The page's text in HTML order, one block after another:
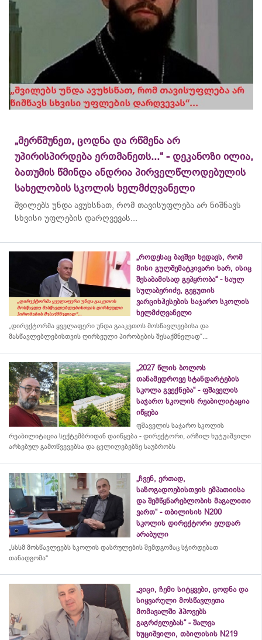
„მერწმუნეთ, ცოდნა და რწმენა არ
უპირისპირდება ერთმანეთს...“ - დეკანოზი ილია,
ბათუმის წმინდა ანდრია პირველწლოდებულის
სახელობის სკოლის ხელმძღვანელი
შვილებს უნდა ავუხსნათ, რომ თავისუფლება არ ნიშნავს
სხვისი უფლების დარღვევას...
„როდესაც ბავშვი ხედავს, რომ
მისი გულშემატკივარი ხარ, ისიც
შესაბამისად გეპყრობა“ - საულ
სულაბერიძე, გეგუთის
ვარციხჰესების საჯარო სკოლის
ხელმძღვანელი
„დირექტორმა ყველაფერი უნდა გააკეთოს მოსწავლეებისა და
მასწავლებლებისთვის ღირსეული პირობების შესაქმნელად“...
„2027 წლის ბოლოს
თანამედროვე სტანდარტების
სკოლა გვექნება“ - ფშაველის
საჯარო სკოლის რეაბილიტაცია
იწყება
ფშაველის საჯარო სკოლის
რეაბილიტაცია სექტემბრიდან დაიწყება - დირექტორი, არჩილ ხუტუაშვილი
არსებულ გამოწვევებსა და ცვლილებებზე საუბრობს
„ჩვენ, ერთად,
საზოგადოებისთვის ემპათიისა
და შემწყნარებლობის მაგალითი
ვართ“ - თბილისის N200
სკოლის დირექტორი ელდარ
არაბული
„სსსმ მოსწავლეებს სკოლის დასრულების შემდგომაც სჭირდებათ
თანადგომა“
„ვიცი, ჩემი სიტყვები, ცოდნა და
სიყვარული მოსწავლეთა
მომავალში ჰპოვებს
გაგრძელებას“ - შალვა
ხუციშვილი, თბილისის N219